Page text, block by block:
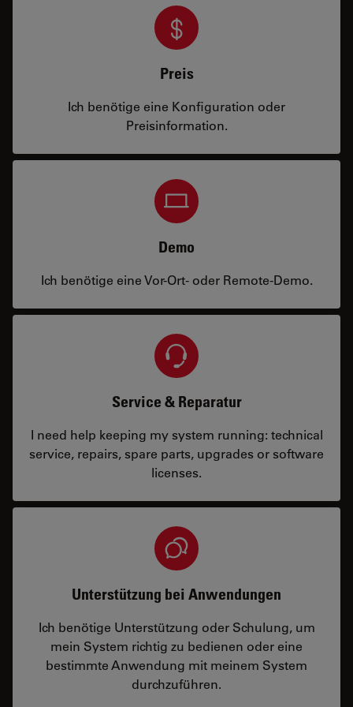
Preis
Ich benötige eine Konfiguration oder
Preisinformation.
Demo
Ich benötige eine Vor-Ort- oder Remote-Demo.
Service & Reparatur
I need help keeping my system running: technical
service, repairs, spare parts, upgrades or software
licenses.
Unterstützung bei Anwendungen
Ich benötige Unterstützung oder Schulung, um
mein System richtig zu bedienen oder eine
bestimmte Anwendung mit meinem System
durchzuführen.